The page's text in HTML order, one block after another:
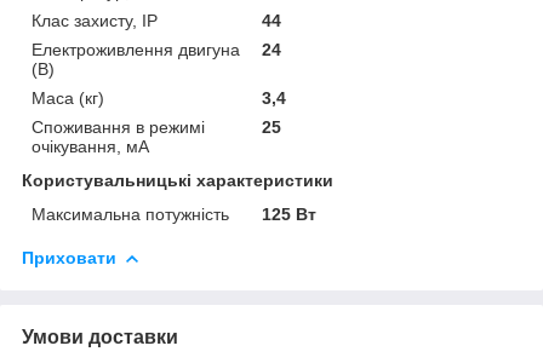
Клас захисту, IP
44
Електроживлення двигуна
(В)
24
Маса (кг)
3,4
Споживання в режимі
очікування, мА
25
Користувальницькі характеристики
Максимальна потужність
125 Вт
Приховати
Умови доставки